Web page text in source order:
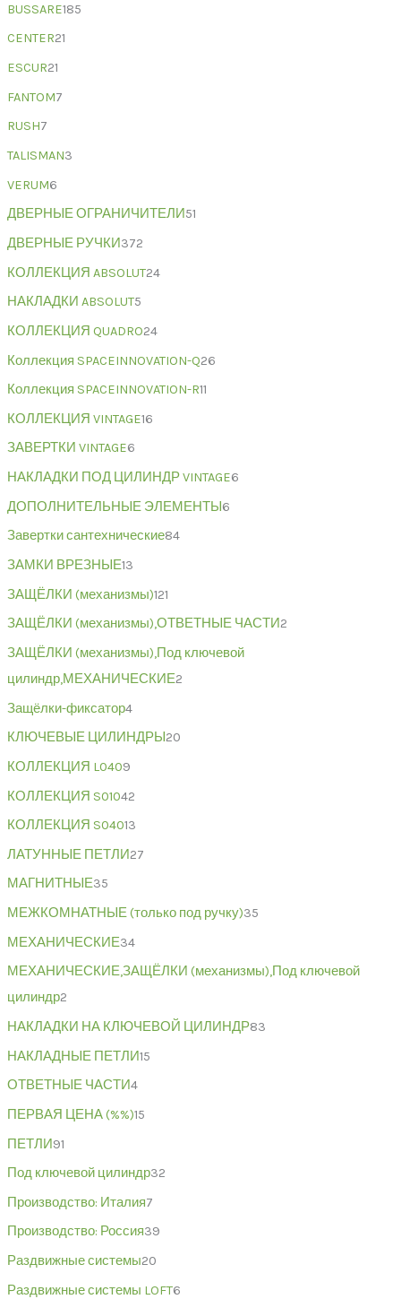
BUSSARE185
CENTER21
ESCUR21
FANTOM7
RUSH7
TALISMAN3
VERUM6
ДВЕРНЫЕ ОГРАНИЧИТЕЛИ51
ДВЕРНЫЕ РУЧКИ372
КОЛЛЕКЦИЯ ABSOLUT24
НАКЛАДКИ ABSOLUT5
КОЛЛЕКЦИЯ QUADRO24
Коллекция SPACEINNOVATION-Q26
Коллекция SPACEINNOVATION-R11
КОЛЛЕКЦИЯ VINTAGE16
ЗАВЕРТКИ VINTAGE6
НАКЛАДКИ ПОД ЦИЛИНДР VINTAGE6
ДОПОЛНИТЕЛЬНЫЕ ЭЛЕМЕНТЫ 6
Завертки сантехнические84
ЗАМКИ ВРЕЗНЫЕ13
ЗАЩЁЛКИ (механизмы)121
ЗАЩЁЛКИ (механизмы),ОТВЕТНЫЕ ЧАСТИ2
ЗАЩЁЛКИ (механизмы),Под ключевой
цилиндр,МЕХАНИЧЕСКИЕ2
Защёлки-фиксатор4
КЛЮЧЕВЫЕ ЦИЛИНДРЫ 20
КОЛЛЕКЦИЯ L0409
КОЛЛЕКЦИЯ S01042
КОЛЛЕКЦИЯ S04013
ЛАТУННЫЕ ПЕТЛИ27
МАГНИТНЫЕ35
МЕЖКОМНАТНЫЕ (только под ручку)35
МЕХАНИЧЕСКИЕ34
МЕХАНИЧЕСКИЕ,ЗАЩЁЛКИ (механизмы),Под ключевой
цилиндр2
НАКЛАДКИ НА КЛЮЧЕВОЙ ЦИЛИНДР83
НАКЛАДНЫЕ ПЕТЛИ15
ОТВЕТНЫЕ ЧАСТИ4
ПЕРВАЯ ЦЕНА (%%)15
ПЕТЛИ91
Под ключевой цилиндр32
Производство: Италия7
Производство: Россия39
Раздвижные системы20
Раздвижные системы LOFT6